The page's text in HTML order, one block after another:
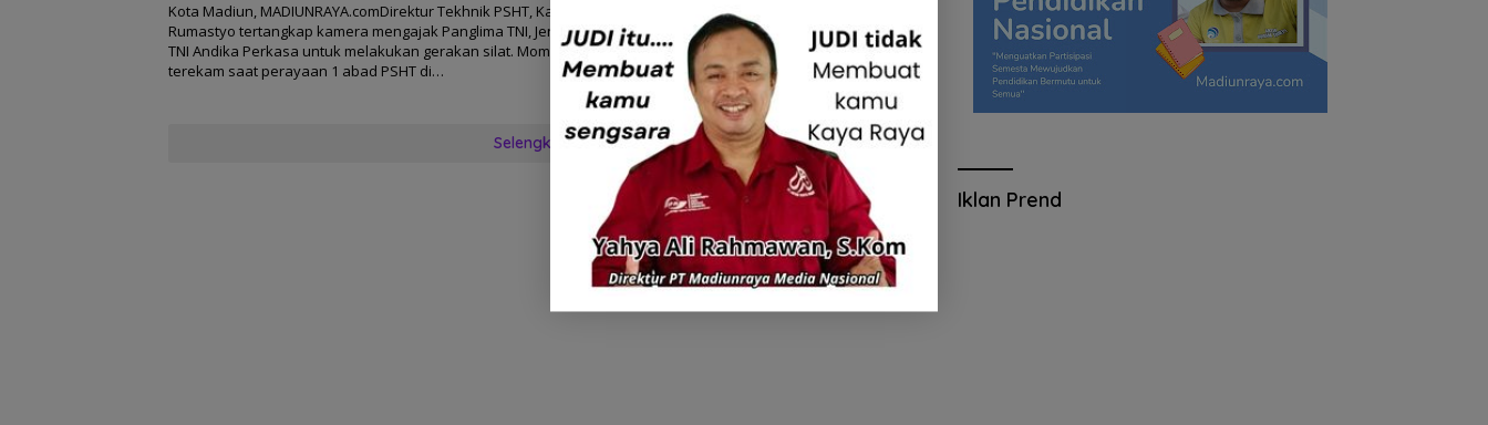
Kota Madiun, MADIUNRAYA.comDirektur Tekhnik PSHT, Kang Mas
Rumastyo tertangkap kamera mengajak Panglima TNI, Jenderal
TNI Andika Perkasa untuk melakukan gerakan silat. Momen itu
terekam saat perayaan 1 abad PSHT di…
Selengkapnya
Iklan Prend